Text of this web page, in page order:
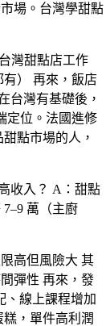
場。台灣學甜點
灣甜點店工作
） 再來，飯店
台灣有基礎後，
定位。法國進修
點市場的人，
收入？ A：甜點
萬（主廚
高但風險大 其
彈性 再來，發
、線上課程增加
，單件高利潤